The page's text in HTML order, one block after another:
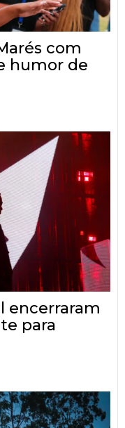
com
humor de
encerraram
para